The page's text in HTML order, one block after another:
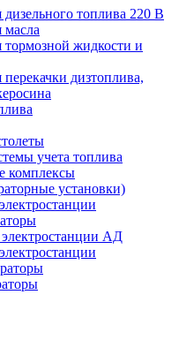
топлива 220 В
масла
тормозной жидкости и
дизтоплива,
учета топлива
комплексы
установки)
АД